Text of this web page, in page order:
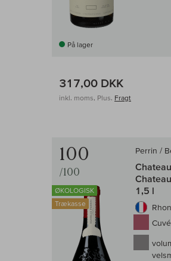
På lager
317,00 DKK
inkl. moms, Plus. Fragt
100
/100
ØKOLOGISK
Trækasse
Perrin /
1,5 l